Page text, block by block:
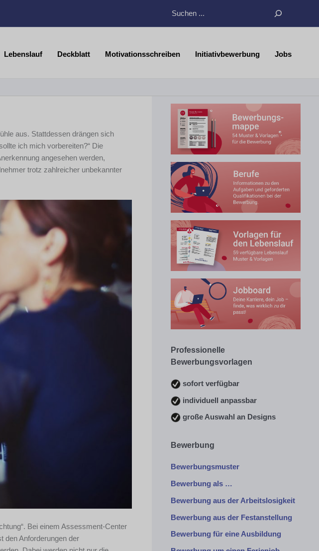
Lebenslauf Deckblatt Motivationsschreiben Initiativbewerbung Jobs
aus. Stattdessen drängen sich
ich mich vorbereiten?“ Die
angesehen werden,
trotz zahlreicher unbekannter
Bei einem Assessment-Center
den Anforderungen der
Professionelle
Bewerbungsvorlagen
sofort verfügbar
individuell anpassbar
große Auswahl an Designs
Bewerbung
Bewerbungsmuster
Bewerbung als …
Bewerbung aus der Arbeitslosigkeit
Bewerbung aus der Festanstellung
Bewerbung für eine Ausbildung